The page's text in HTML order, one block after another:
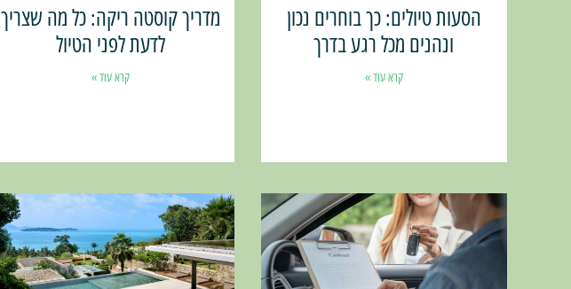
הסעות טיולים: כך בוחרים נכון
ונהנים מכל רגע בדרך
קרא עוד »
מדריך קוסטה ריקה: כל מה שצריך
לדעת לפני הטיול
קרא עוד »